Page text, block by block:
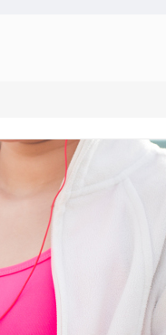
Ta
Nasze
open-